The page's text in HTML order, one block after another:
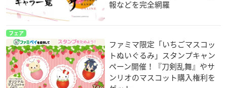
報などを完全網羅
フェア
ファミマ限定「いちごマスコッ
トぬいぐるみ」スタンプキャン
ペーン開催！『刀剣乱舞』やサ
ンリオのマスコット購入権利を